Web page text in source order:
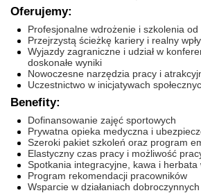
Oferujemy:
Profesjonalne wdrożenie i szkolenia
Przejrzystą ścieżkę kariery i realny
Wyjazdy zagraniczne i udział w
doskonałe wyniki
Nowoczesne narzędzia pracy i
Uczestnictwo w inicjatywach
Benefity:
Dofinansowanie zajęć sportowych
Prywatna opieka medyczna i
Szeroki pakiet szkoleń oraz program
Elastyczny czas pracy i możliwość
Spotkania integracyjne, kawa i herbata
Program rekomendacji pracowników
Wsparcie w działaniach dobroczynnych